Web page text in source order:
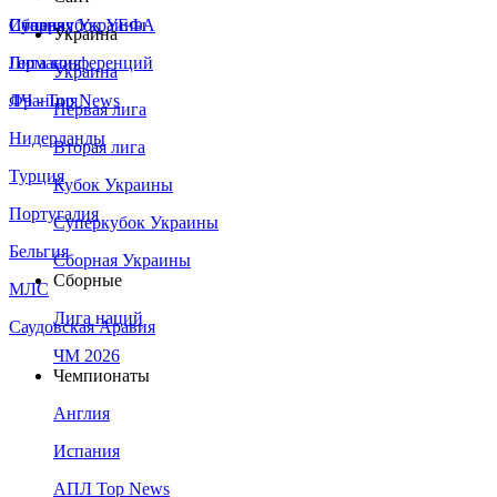
Сборная Украины
Италия
Германия
Франция
Нидерланды
Турция
Португалия
Бельгия
МЛС
Саудовская Аравия
Суперкубок УЕФА
Лига конференций
ЛЧ - Top News
Украина
Украина
Первая лига
Вторая лига
Кубок Украины
Суперкубок Украины
Сборная Украины
Сборные
Лига наций
ЧМ 2026
Чемпионаты
Англия
Испания
АПЛ Top News